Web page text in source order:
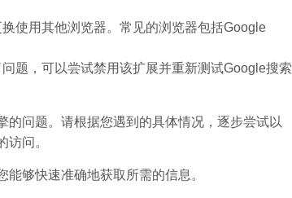
使用其他浏览器。常见的浏览器包括Google
题，可以尝试禁用该扩展并重新测试Google搜索
问题。请根据您遇到的具体情况，逐步尝试以
访问。
够快速准确地获取所需的信息。